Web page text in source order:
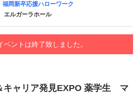
岡新卒応援ハローワーク
エルガーラホール
ベントは終了致しました。
キャリア発見EXPO 薬学生 マ